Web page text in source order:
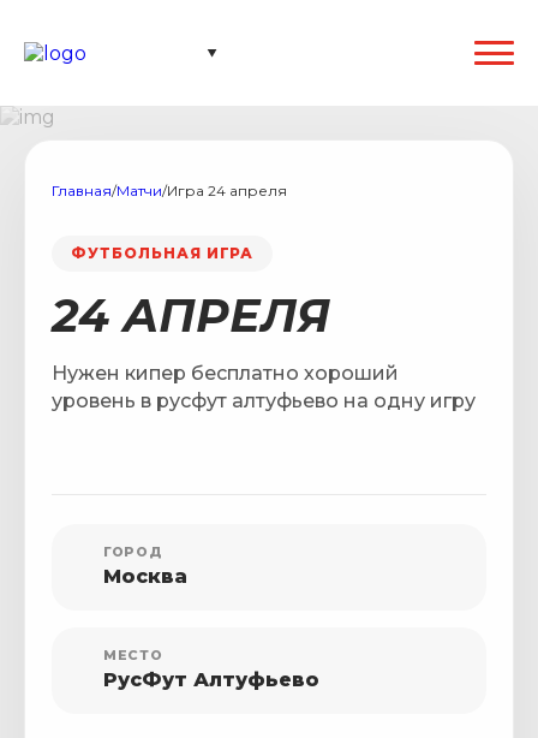
Главная/Матчи/Игра 24 апреля
ФУТБОЛЬНАЯ ИГРА
24 АПРЕЛЯ
Нужен кипер бесплатно хороший
уровень в русфут алтуфьево на одну игру
ГОРОД
Москва
МЕСТО
РусФут Алтуфьево